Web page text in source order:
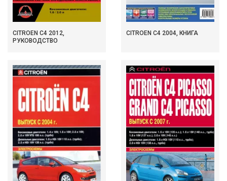
CITROEN C4 2012,
РУКОВОДСТВО
CITROEN C4 2004, КНИГА